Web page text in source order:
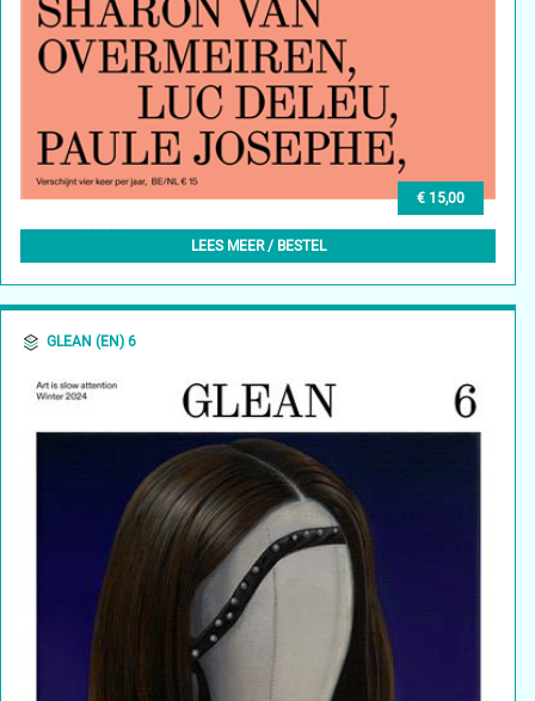
€ 15,00
GLEAN (NL) 7, WINTER 2025
LEES MEER / BESTEL
GLEAN (EN) 6